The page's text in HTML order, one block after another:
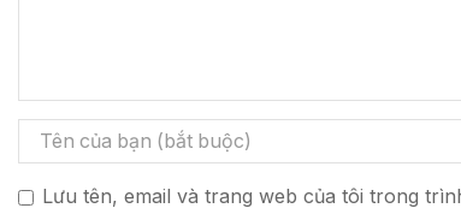
Lưu tên, email và trang web của tôi trong